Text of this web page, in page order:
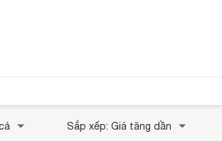
Sắp xếp: Giá tăng dần